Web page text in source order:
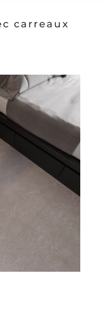
carreaux